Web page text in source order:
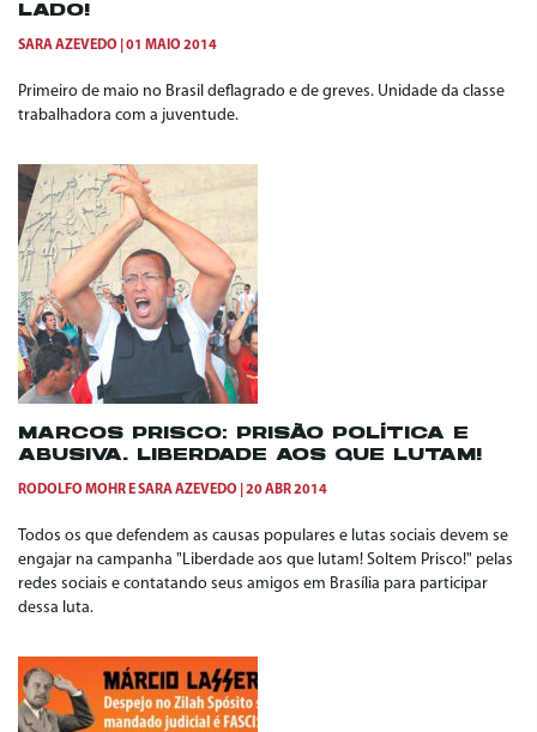
LADO!
SARA AZEVEDO 01 MAIO 2014
Primeiro de maio no Brasil deflagrado e de greves. Unidade da classe
trabalhadora com a juventude.
MARCOS PRISCO: PRISÃO POLÍTICA E
ABUSIVA. LIBERDADE AOS QUE LUTAM!
RODOLFO MOHR ESARA AZEVEDO 20 ABR 2014
Todos os que defendem as causas populares e lutas sociais devem se
engajar na campanha "Liberdade aos que lutam! Soltem Prisco!" pelas
redes sociais e contatando seus amigos em Brasília para participar
dessa luta.